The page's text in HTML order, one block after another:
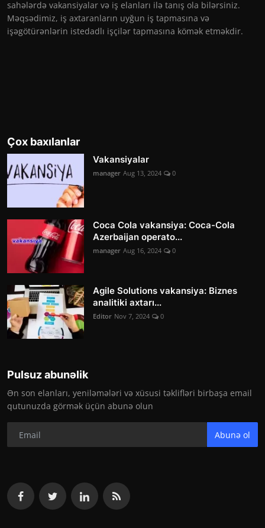
sahələrdə vakansiyalar və iş elanları ilə tanış ola bilərsiniz.
Məqsədimiz, iş axtaranların uyğun iş tapmasına və
işəgötürənlərin istedadlı işçilər tapmasına kömək etməkdir.
Çox baxılanlar
Vakansiyalar
manager Aug 13, 2024 0
Coca Cola vakansiya: Coca-Cola
Azerbaijan operato...
manager Aug 16, 2024 0
Agile Solutions vakansiya: Biznes
analitiki axtarı...
Editor Nov 7, 2024 0
Pulsuz abunəlik
Ən son elanları, yeniləmələri və xüsusi təklifləri birbaşa email
qutunuzda görmək üçün abunə olun
Abunə ol